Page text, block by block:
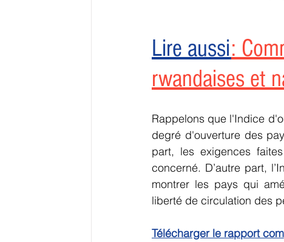
Lire aussi:
rwandaises et
Rappelons que l'Indice
degré d'ouverture des
part, les exigences
concerné. D’autre part,
montrer les pays qui
liberté de circulation des
Télécharger le rapport